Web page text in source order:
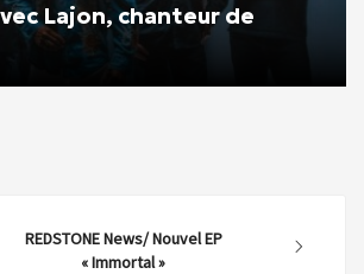
Lajon, chanteur de
REDSTONE News/ Nouvel EP
« Immortal »